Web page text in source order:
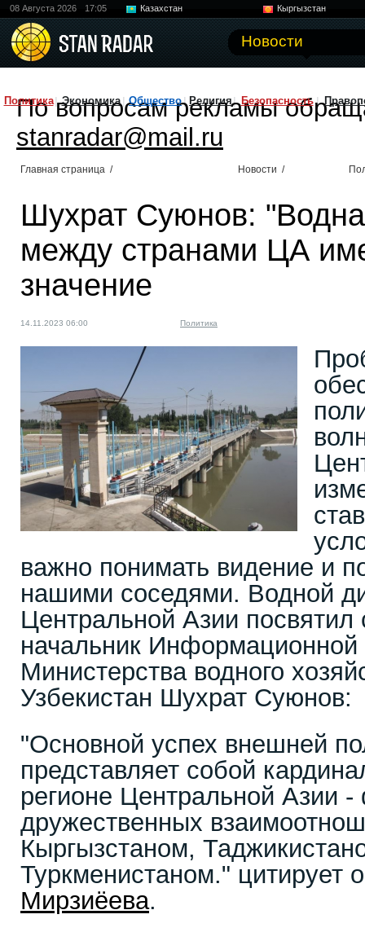
08 Августа 2026 17:05 Казахстан
Кыргызстан
Новости
Политика Экономика Общество Религия Безопасность
По вопросам рекламы
stanradar@mail.ru
Главная страница / Новости /
Шухрат Суюнов:
между странами ЦА
значение
14.11.2023 06:00 Политика
важно понимать видение и
нашими соседями. Водной
Центральной Азии посвятил
начальник
Министерства водного
Узбекистан Шухрат Суюнов:
"Основной успех внешней
представляет собой
регионе Центральной Азии
дружественных
Кыргызстаном,
Туркменистаном." цитирует
Мирзиёева.